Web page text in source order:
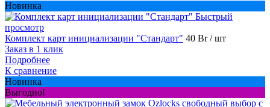
Новинка
Быстрый
просмотр
Комплект карт инициализации "Стандарт" 40 Br/ шт
Заказ в 1 клик
Подробнее
К сравнение
Новинка
Выгодно!